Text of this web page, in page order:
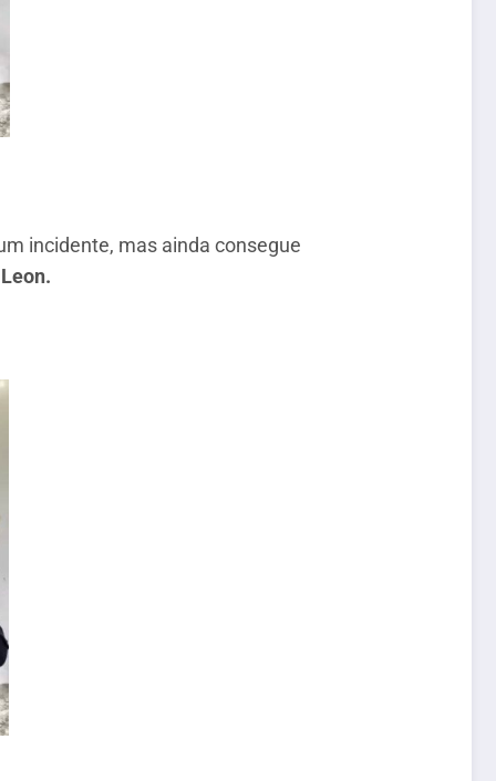
incidente, mas ainda consegue